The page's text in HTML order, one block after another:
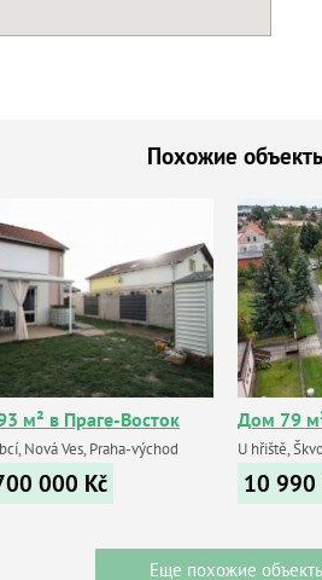
Похожие
м² в Праге-Восток
Nová Ves, Praha-východ
000 Kč
Дом 79
U hřiště,
10 990
Еще похожие